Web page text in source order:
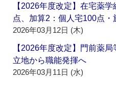
【2026年度改定】在宅薬
点、加算2：個人宅100点
2026年03月12日 (木)
【2026年度改定】門前薬
立地から職能発揮へ
2026年03月11日 (水)